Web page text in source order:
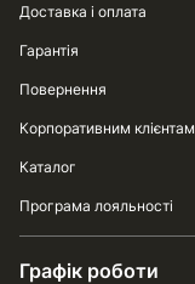
Доставка і оплата
Гарантія
Повернення
Корпоративним клієнтам
Каталог
Програма лояльності
Графік роботи